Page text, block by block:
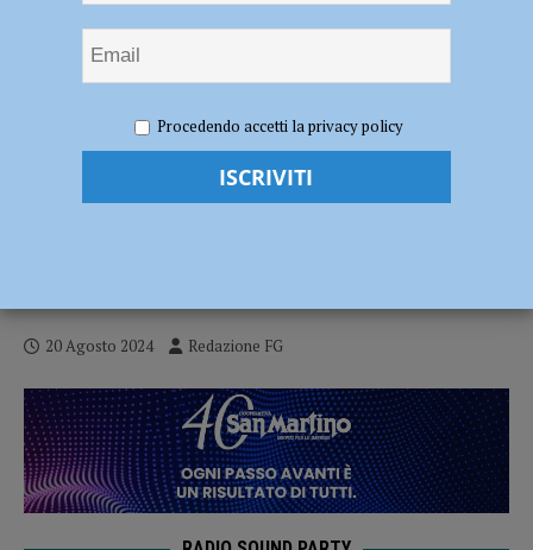
aumentano i casi risolti senza intervento chirurgico: ottanta in due anni
e mezzo
Colecistite acuta, aumentano i casi risolti
20 Agosto 2024 Redazione FG
Procedendo accetti la privacy policy